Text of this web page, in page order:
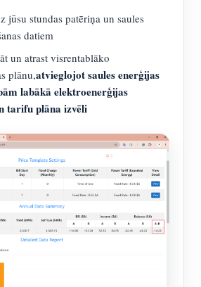
jūsu stundas patēriņa un saules
datiem
un atrast visrentablāko
plānu,atvieglojot saules enerģijas
labākā elektroenerģijas
tarifu plāna izvēli